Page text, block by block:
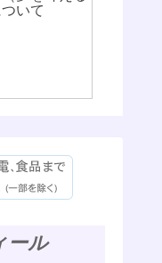
いて
ール